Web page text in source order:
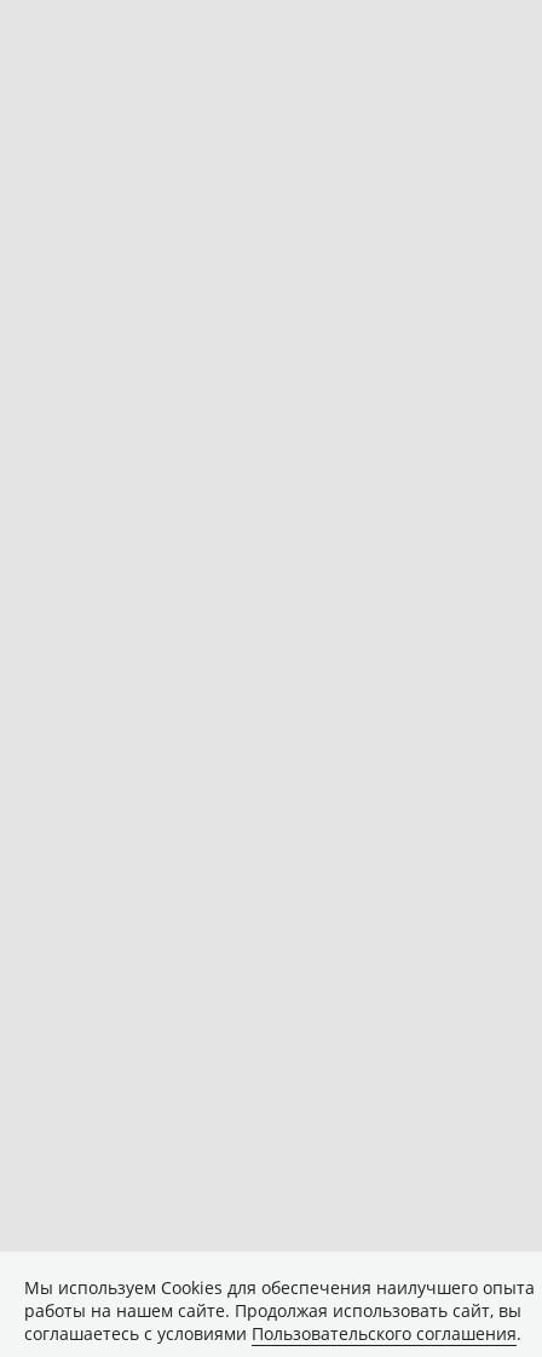
Мы используем Сookies для обеспечения наилучшего опыта
работы на нашем сайте. Продолжая использовать сайт, вы
соглашаетесь с условиями Пользовательского соглашения.